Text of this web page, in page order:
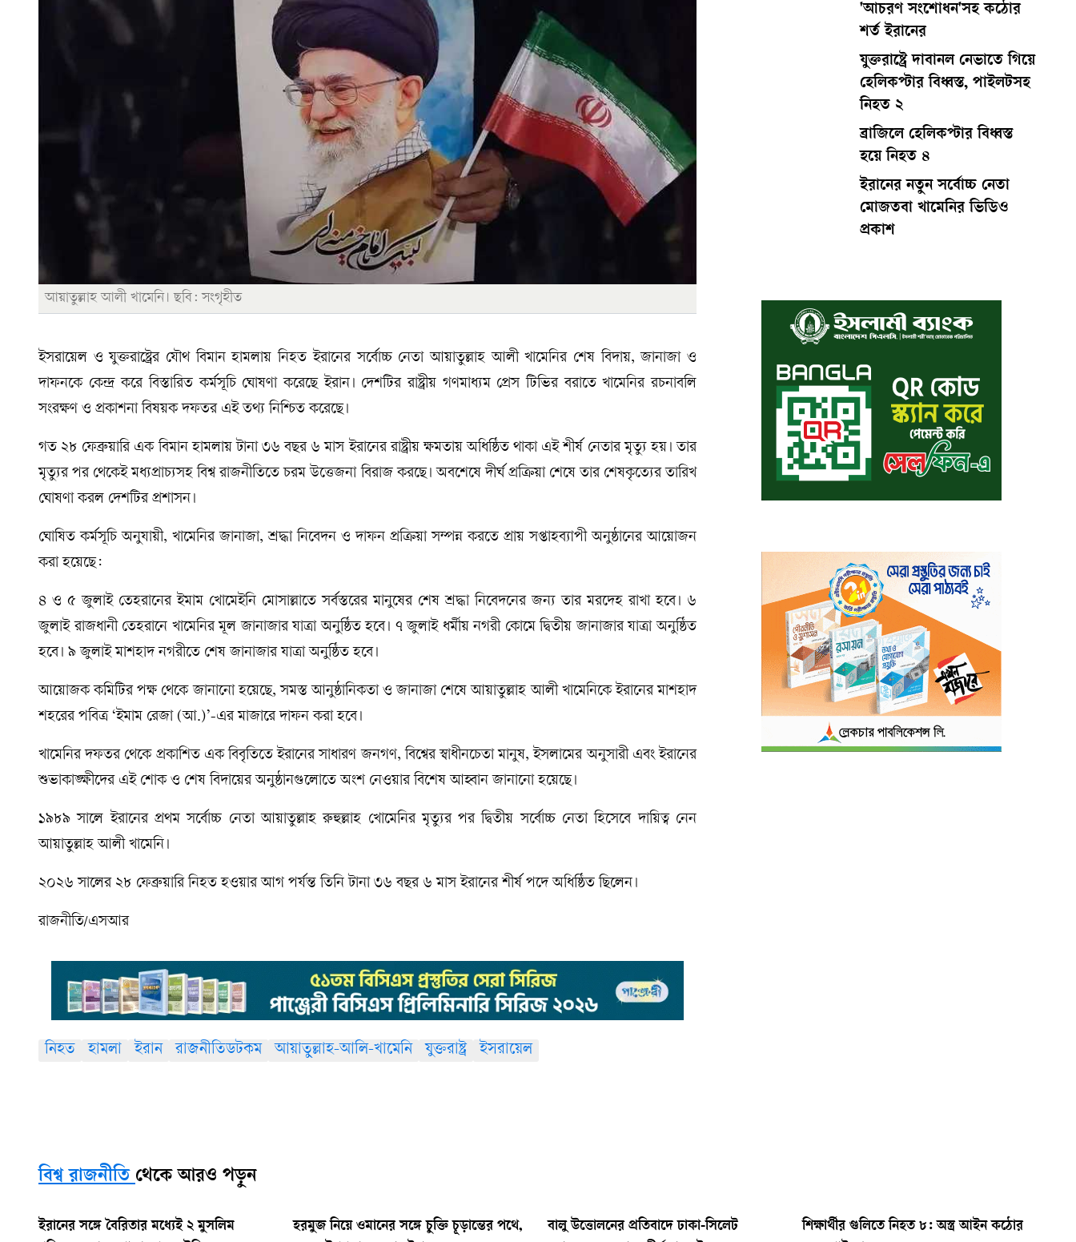
আয়াতুল্লাহ আলী খামেনি। ছবি: সংগৃহীত
ইসরায়েল ও যুক্তরাষ্ট্রের যৌথ বিমান হামলায় নিহত ইরানের সর্বোচ্চ নেতা আয়াতুল্লাহ আলী খামেনির শেষ বিদায়, জানাজা ও
দাফনকে কেন্দ্র করে বিস্তারিত কর্মসূচি ঘোষণা করেছে ইরান। দেশটির রাষ্ট্রীয় গণমাধ্যম প্রেস টিভির বরাতে খামেনির রচনাবলি
সংরক্ষণ ও প্রকাশনা বিষয়ক দফতর এই তথ্য নিশ্চিত করেছে।
গত ২৮ ফেব্রুয়ারি এক বিমান হামলায় টানা ৩৬ বছর ৬ মাস ইরানের রাষ্ট্রীয় ক্ষমতায় অধিষ্ঠিত থাকা এই শীর্ষ নেতার মৃত্যু হয়। তার
মৃত্যুর পর থেকেই মধ্যপ্রাচ্যসহ বিশ্ব রাজনীতিতে চরম উত্তেজনা বিরাজ করছে। অবশেষে দীর্ঘ প্রক্রিয়া শেষে তার শেষকৃত্যের তারিখ
ঘোষণা করল দেশটির প্রশাসন।
ঘোষিত কর্মসূচি অনুযায়ী, খামেনির জানাজা, শ্রদ্ধা নিবেদন ও দাফন প্রক্রিয়া সম্পন্ন করতে প্রায় সপ্তাহব্যাপী অনুষ্ঠানের আয়োজন
করা হয়েছে:
৪ ও ৫ জুলাই তেহরানের ইমাম খোমেইনি মোসাল্লাতে সর্বস্তরের মানুষের শেষ শ্রদ্ধা নিবেদনের জন্য তার মরদেহ রাখা হবে। ৬
জুলাই রাজধানী তেহরানে খামেনির মূল জানাজার যাত্রা অনুষ্ঠিত হবে। ৭ জুলাই ধর্মীয় নগরী কোমে দ্বিতীয় জানাজার যাত্রা অনুষ্ঠিত
হবে। ৯ জুলাই মাশহাদ নগরীতে শেষ জানাজার যাত্রা অনুষ্ঠিত হবে।
আয়োজক কমিটির পক্ষ থেকে জানানো হয়েছে, সমস্ত আনুষ্ঠানিকতা ও জানাজা শেষে আয়াতুল্লাহ আলী খামেনিকে ইরানের মাশহাদ
শহরের পবিত্র ‘ইমাম রেজা (আ.)’-এর মাজারে দাফন করা হবে।
খামেনির দফতর থেকে প্রকাশিত এক বিবৃতিতে ইরানের সাধারণ জনগণ, বিশ্বের স্বাধীনচেতা মানুষ, ইসলামের অনুসারী এবং ইরানের
শুভাকাঙ্ক্ষীদের এই শোক ও শেষ বিদায়ের অনুষ্ঠানগুলোতে অংশ নেওয়ার বিশেষ আহ্বান জানানো হয়েছে।
১৯৮৯ সালে ইরানের প্রথম সর্বোচ্চ নেতা আয়াতুল্লাহ রুহুল্লাহ খোমেনির মৃত্যুর পর দ্বিতীয় সর্বোচ্চ নেতা হিসেবে দায়িত্ব নেন
আয়াতুল্লাহ আলী খামেনি।
২০২৬ সালের ২৮ ফেব্রুয়ারি নিহত হওয়ার আগ পর্যন্ত তিনি টানা ৩৬ বছর ৬ মাস ইরানের শীর্ষ পদে অধিষ্ঠিত ছিলেন।
রাজনীতি/এসআর
নিহত হামলা ইরান রাজনীতিডটকম আয়াতুল্লাহ-আলি-খামেনি যুক্তরাষ্ট্র ইসরায়েল
'আচরণ সংশোধন'সহ কঠোর
শর্ত ইরানের
যুক্তরাষ্ট্রে দাবানল নেভাতে গিয়ে
হেলিকপ্টার বিধ্বস্ত, পাইলটসহ
নিহত ২
ব্রাজিলে হেলিকপ্টার বিধ্বস্ত
হয়ে নিহত ৪
ইরানের নতুন সর্বোচ্চ নেতা
মোজতবা খামেনির ভিডিও
প্রকাশ
বিশ্ব রাজনীতি থেকে আরও পড়ুন
ইরানের সঙ্গে বৈরিতার মধ্যেই ২ মুসলিম
হরমুজ নিয়ে ওমানের সঙ্গে চুক্তি চূড়ান্তের পথে,
বালু উত্তোলনের প্রতিবাদে ঢাকা-সিলেট
শিক্ষার্থীর গুলিতে নিহত ৮: অস্ত্র আইন কঠোর